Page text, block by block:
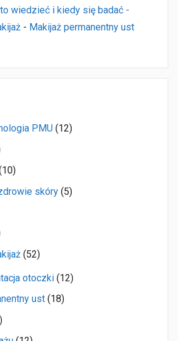
wiedzieć i kiedy się badać -
- Makijaż permanentny ust
PMU (12)
skóry (5)
(52)
otoczki (12)
ust (18)